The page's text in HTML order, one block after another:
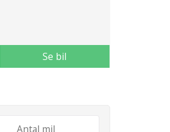
Se bil